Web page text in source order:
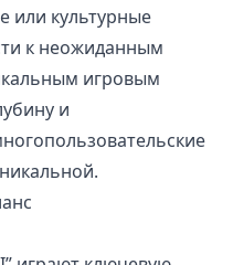
или культурные
к неожиданным
игровым
и